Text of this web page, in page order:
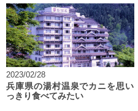
2023/02/28
兵庫県の湯村温泉でカニを思い
っきり食べてみたい